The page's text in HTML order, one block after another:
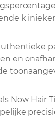
en
Now Hair